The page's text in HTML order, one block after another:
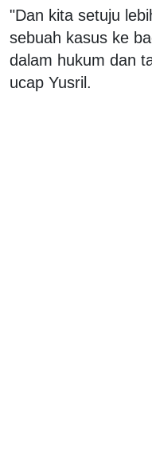
"Dan kita setuju
sebuah kasus ke
dalam hukum dan
ucap Yusril.